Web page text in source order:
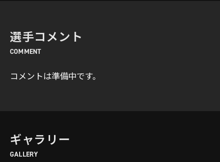
選手コメント
COMMENT
コメントは準備中です。
ギャラリー
GALLERY